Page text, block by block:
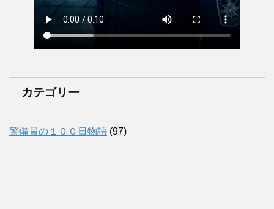
カテゴリー
警備員の１００日物語 (97)